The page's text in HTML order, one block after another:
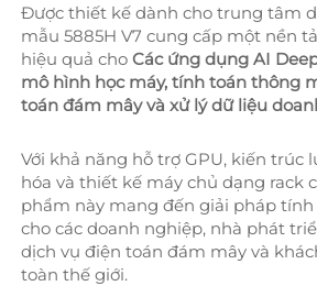
Được thiết kế dành cho trung tâm
mẫu 5885H V7 cung cấp một nền
hiệu quả cho Các ứng dụng AI
mô hình học máy, tính toán thông
toán đám mây và xử lý dữ liệu
Với khả năng hỗ trợ GPU, kiến trúc
hóa và thiết kế máy chủ dạng rack
phẩm này mang đến giải pháp
cho các doanh nghiệp, nhà phát
dịch vụ điện toán đám mây và
toàn thế giới.